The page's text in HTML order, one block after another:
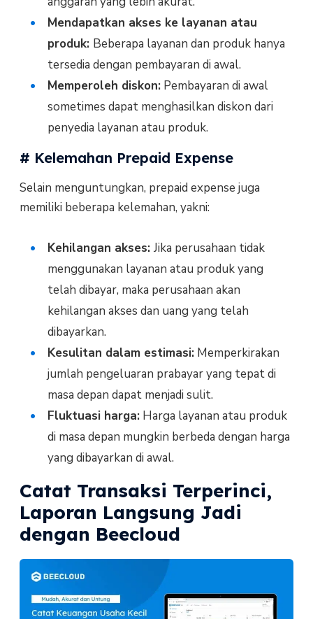
Mendapatkan akses ke layanan atau
produk: Beberapa layanan dan produk hanya
tersedia dengan pembayaran di awal.
Memperoleh diskon:Pembayaran di awal
sometimes dapat menghasilkan diskon dari
penyedia layanan atau produk.
# Kelemahan Prepaid Expense
Selain menguntungkan, prepaid expense juga
memiliki beberapa kelemahan, yakni:
Kehilangan akses: Jika perusahaan tidak
menggunakan layanan atau produk yang
telah dibayar, maka perusahaan akan
kehilangan akses dan uang yang telah
dibayarkan.
Kesulitan dalam estimasi:Memperkirakan
jumlah pengeluaran prabayar yang tepat di
masa depan dapat menjadi sulit.
Fluktuasi harga:Harga layanan atau produk
di masa depan mungkin berbeda dengan harga
yang dibayarkan di awal.
Catat Transaksi Terperinci,
Laporan Langsung Jadi
dengan Beecloud